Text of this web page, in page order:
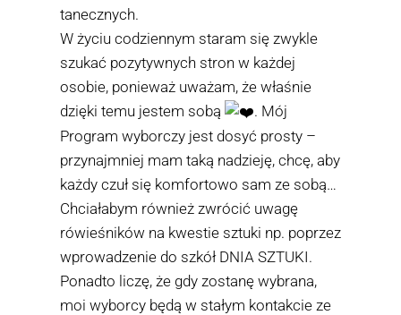
tanecznych.
W życiu codziennym staram się zwykle
szukać pozytywnych stron w każdej
osobie, ponieważ uważam, że właśnie
dzięki temu jestem sobą
. Mój
Program wyborczy jest dosyć prosty –
przynajmniej mam taką nadzieję, chcę, aby
każdy czuł się komfortowo sam ze sobą…
Chciałabym również zwrócić uwagę
rówieśników na kwestie sztuki np. poprzez
wprowadzenie do szkół DNIA SZTUKI.
Ponadto liczę, że gdy zostanę wybrana,
moi wyborcy będą w stałym kontakcie ze